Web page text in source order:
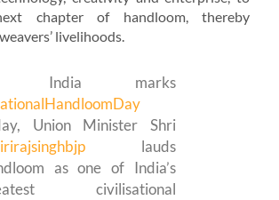
chapter of handloom, thereby
livelihoods.
India marks
Union Minister Shri
lauds
as one of India’s
civilisational